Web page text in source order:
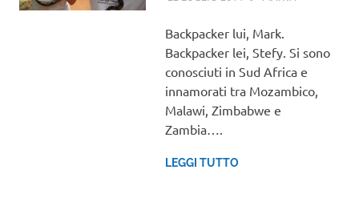
Backpacker lui, Mark.
Backpacker lei, Stefy. Si sono
conosciuti in Sud Africa e
innamorati tra Mozambico,
Malawi, Zimbabwe e
Zambia….
LEGGI TUTTO